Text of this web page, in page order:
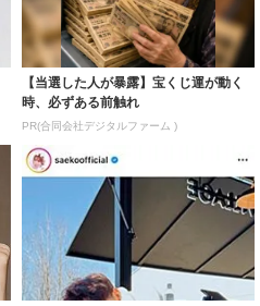
【当選した人が暴露】宝くじ運が動く
時、必ずある前触れ
PR(合同会社デジタルファーム )